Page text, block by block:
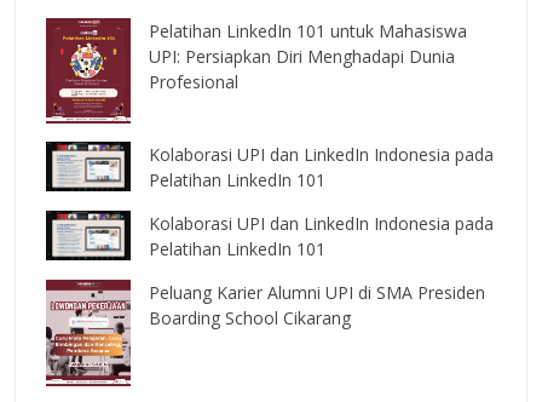
Pelatihan LinkedIn 101 untuk Mahasiswa
UPI: Persiapkan Diri Menghadapi Dunia
Profesional
Kolaborasi UPI dan LinkedIn Indonesia pada
Pelatihan LinkedIn 101
Kolaborasi UPI dan LinkedIn Indonesia pada
Pelatihan LinkedIn 101
Peluang Karier Alumni UPI di SMA Presiden
Boarding School Cikarang